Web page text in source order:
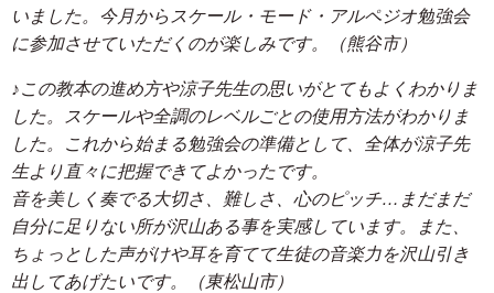
いました。今月からスケール・モード・アルペジオ勉強会
に参加させていただくのが楽しみです。（熊谷市）
♪この教本の進め方や涼子先生の思いがとてもよくわかりま
した。スケールや全調のレベルごとの使用方法がわかりま
した。これから始まる勉強会の準備として、全体が涼子先
生より直々に把握できてよかったです。
音を美しく奏でる大切さ、難しさ、心のピッチ…まだまだ
自分に足りない所が沢山ある事を実感しています。また、
ちょっとした声がけや耳を育てて生徒の音楽力を沢山引き
出してあげたいです。（東松山市）